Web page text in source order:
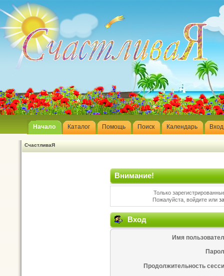
Начало Каталог Помощь Поиск Календарь Вход
СчастливаЯ
Внимание!
Только
Пожалуйста, войдите или
Вход
Имя
Продолжительность